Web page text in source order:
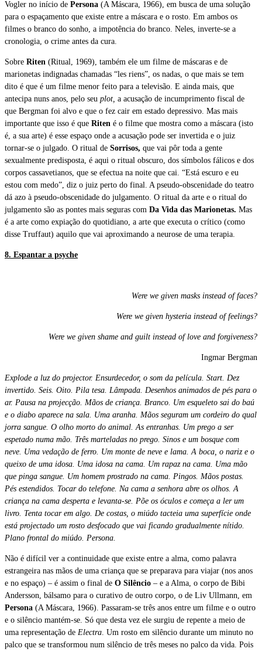
Vogler no início de Persona (A Máscara, 1966), em busca de uma solução
para o espaçamento que existe entre a máscara e o rosto. Em ambos os
filmes o branco do sonho, a impotência do branco. Neles, inverte-se a
cronologia, o crime antes da cura.
Sobre Riten (Ritual, 1969), também ele um filme de máscaras e de
marionetas indignadas chamadas “les riens”, os nadas, o que mais se tem
dito é que é um filme menor feito para a televisão. E ainda mais, que
antecipa nuns anos, pelo seu plot, a acusação de incumprimento fiscal de
que Bergman foi alvo e que o fez cair em estado depressivo. Mas mais
importante que isso é que Riten é o filme que mostra como a máscara (isto
é, a sua arte) é esse espaço onde a acusação pode ser invertida e o juiz
tornar-se o julgado. O ritual de Sorrisos, que vai pôr toda a gente
sexualmente predisposta, é aqui o ritual obscuro, dos símbolos fálicos e dos
corpos cassavetianos, que se efectua na noite que cai. “Está escuro e eu
estou com medo”, diz o juiz perto do final. A pseudo-obscenidade do teatro
dá azo à pseudo-obscenidade do julgamento. O ritual da arte e o ritual do
julgamento são as pontes mais seguras com Da Vida das Marionetas. Mas
é a arte como expiação do quotidiano, a arte que executa o crítico (como
disse Truffaut) aquilo que vai aproximando a neurose de uma terapia.
8. Espantar a psyche
Were we given masks instead of faces?
Were we given hysteria instead of feelings?
Were we given shame and guilt instead of love and forgiveness?
Ingmar Bergman
Explode a luz do projector. Ensurdecedor, o som da película. Start. Dez
invertido. Seis. Oito. Pila tesa. Lâmpada. Desenhos animados de pés para o
ar. Pausa na projecção. Mãos de criança. Branco. Um esqueleto sai do baú
e o diabo aparece na sala. Uma aranha. Mãos seguram um cordeiro do qual
jorra sangue. O olho morto do animal. As entranhas. Um prego a ser
espetado numa mão. Três marteladas no prego. Sinos e um bosque com
neve. Uma vedação de ferro. Um monte de neve e lama. A boca, o nariz e o
queixo de uma idosa. Uma idosa na cama. Um rapaz na cama. Uma mão
que pinga sangue. Um homem prostrado na cama. Pingos. Mãos postas.
Pés estendidos. Tocar do telefone. Na cama a senhora abre os olhos. A
criança na cama desperta e levanta-se. Põe os óculos e começa a ler um
livro. Tenta tocar em algo. De costas, o miúdo tacteia uma superfície onde
está projectado um rosto desfocado que vai ficando gradualmente nítido.
Plano frontal do miúdo. Persona.
Não é difícil ver a continuidade que existe entre a alma, como palavra
estrangeira nas mãos de uma criança que se preparava para viajar (nos anos
e no espaço) – é assim o final de O Silêncio – e a Alma, o corpo de Bibi
Andersson, bálsamo para o curativo de outro corpo, o de Liv Ullmann, em
Persona (A Máscara, 1966). Passaram-se três anos entre um filme e o outro
e o silêncio mantém-se. Só que desta vez ele surgiu de repente a meio de
uma representação de Electra . Um rosto em silêncio durante um minuto no
palco que se transformou num silêncio de três meses no palco da vida. Pois